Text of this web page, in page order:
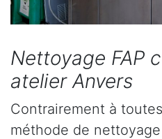
Nettoyage FAP
atelier Anvers
Contrairement à
méthode de nettoyage